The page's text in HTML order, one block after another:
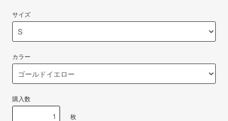
サイズ
カラー
購入数
枚